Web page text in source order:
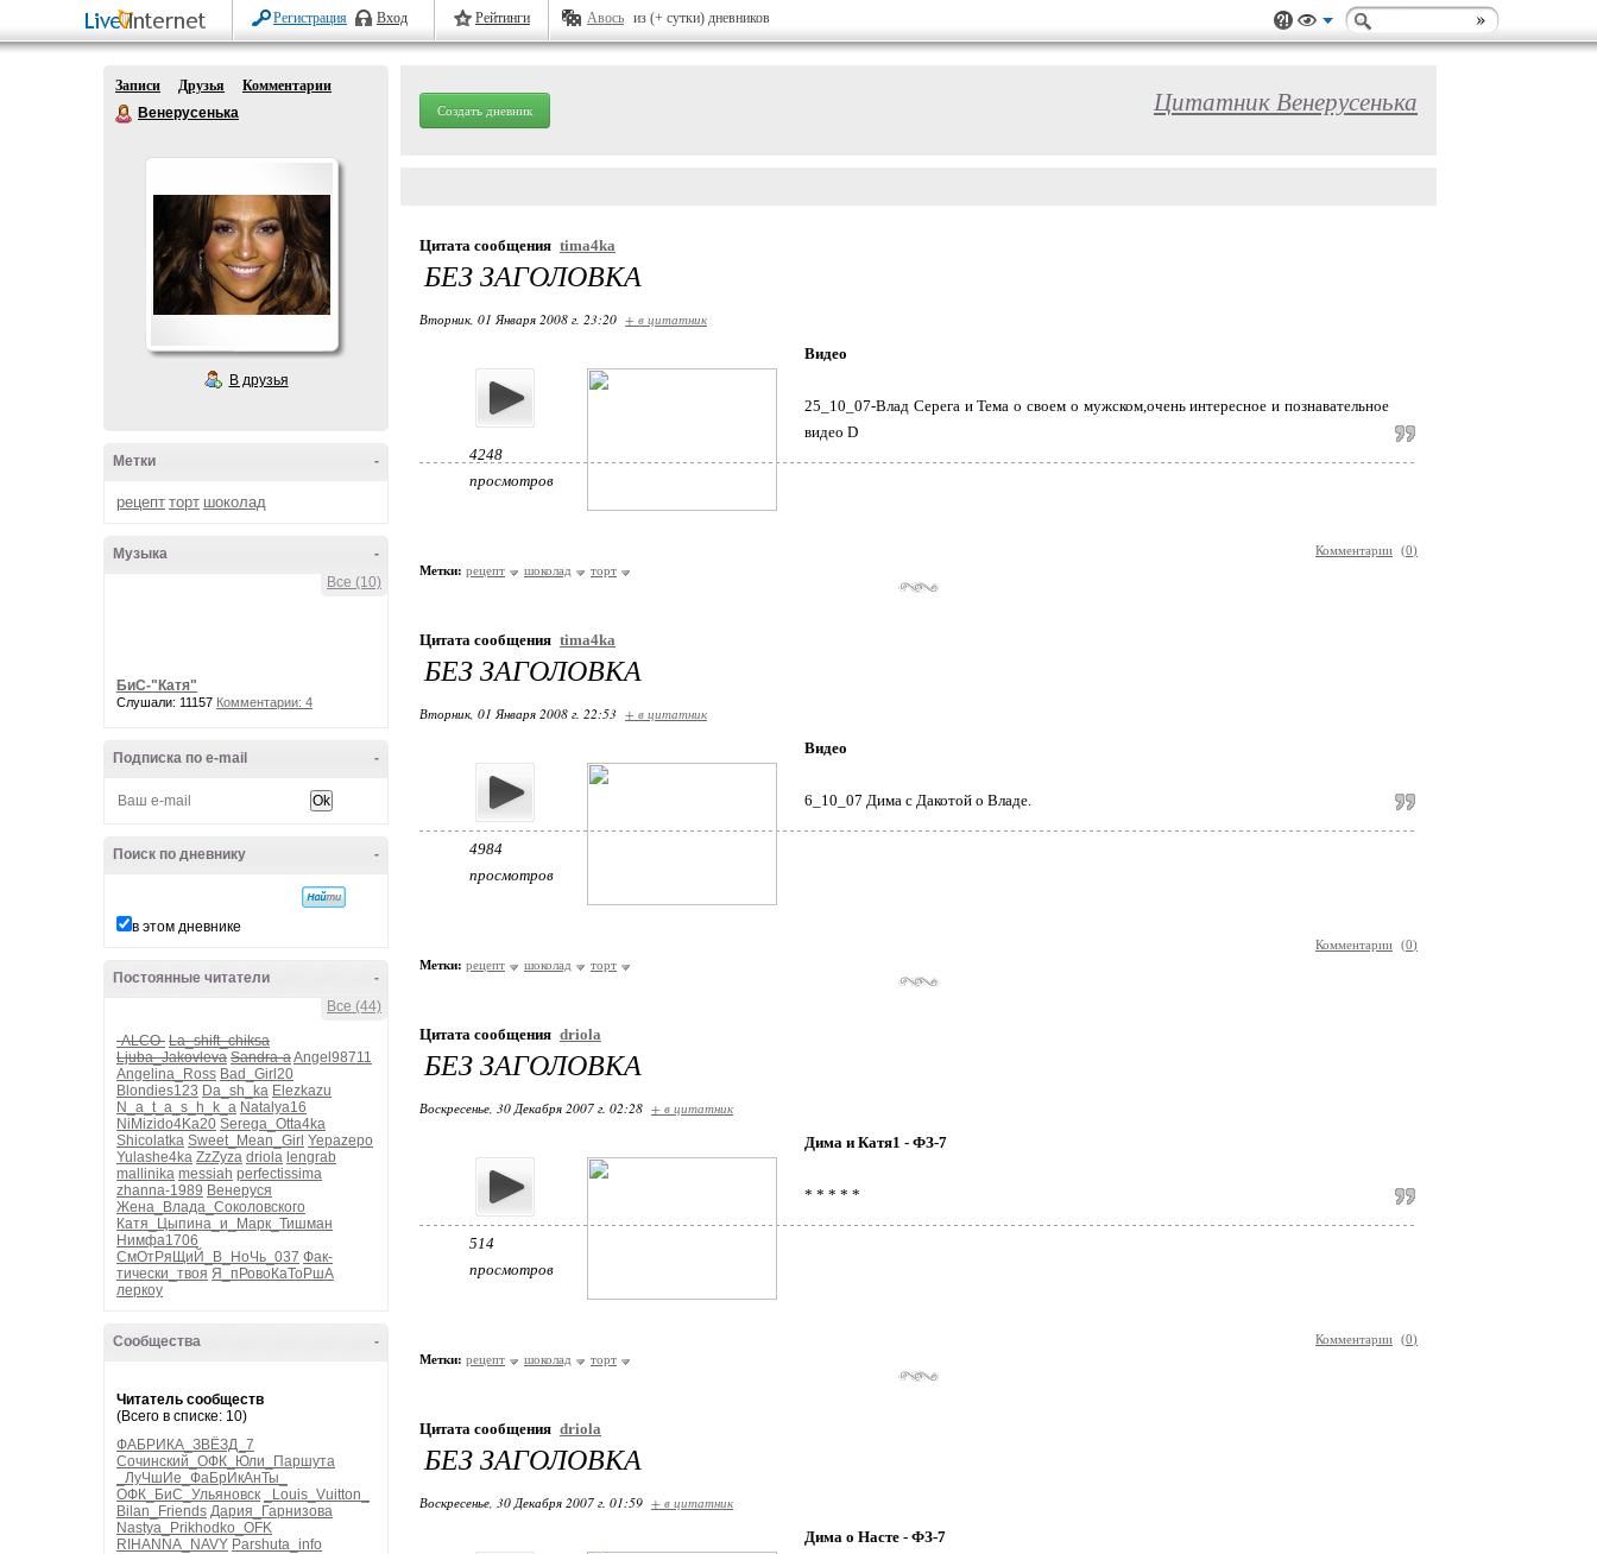
Регистрация Вход Рейтинги Авось из (+ сутки) дневников
Записи Друзья
Комментарии
Венерусенька
В друзья
-
Метки
рецепт торт шоколад
-
Музыка
Все (10)
БиС-"Катя"
Слушали: 11157 Комментарии: 4
-
Подписка по e-mail
-
Поиск по дневнику
в этом дневнике
-
Постоянные читатели
Все (44)
-ALCO- La_shift_chiksa
Ljuba_Jakovleva Sandra-aAngel98711
Angelina_Ross Bad_Girl20
Blondies123 Da_sh_ka Elezkazu
N_a_t_a_s_h_k_a Natalya16
NiMizido4Ka20 Serega_Otta4ka
Shicolatka Sweet_Mean_Girl Yepazepo
Yulashe4ka ZzZyza driola lengrab
mallinika messiah perfectissima
zhanna-1989 Венеруся
Жена_Влада_Соколовского
Катя_Цыпина_и_Марк_Тишман
Нимфа1706
СмОтРяЩиЙ_В_НоЧь_037 Фак-
тически_твоя Я_пРовоКаТоРшА
леркоу
-
Сообщества
Читатель сообществ
(Всего в списке: 10)
ФАБРИКА_ЗВЁЗД_7
Сочинский_ОФК_Юли_Паршута
_ЛуЧшИе_ФаБрИкАнТы_
ОФК_БиС_Ульяновск
_Louis_Vuitton_
Bilan_Friends Дария_Гарнизова
Nastya_Prikhodko_OFK
RIHANNA_NAVY Parshuta_info
Создать дневник Цитатник Венерусенька
Цитата сообщения tima4ka
БЕЗ ЗАГОЛОВКА
Вторник, 01 Января 2008 г. 23:20 + в цитатник
4248
просмотров
Видео
25_10_07-Влад Серега и Тема о своем о мужском,очень интересное и познавательное
видео D
Метки: рецепт шоколад торт
Комментарии (0)
Цитата сообщения tima4ka
БЕЗ ЗАГОЛОВКА
Вторник, 01 Января 2008 г. 22:53 + в цитатник
4984
просмотров
Видео
6_10_07 Дима с Дакотой о Владе.
Метки: рецепт шоколад торт
Комментарии (0)
Цитата сообщения driola
БЕЗ ЗАГОЛОВКА
Воскресенье, 30 Декабря 2007 г. 02:28 + в цитатник
514
просмотров
Дима и Катя1 - ФЗ-7
* * * * *
Метки: рецепт шоколад торт
Комментарии (0)
Цитата сообщения driola
БЕЗ ЗАГОЛОВКА
Воскресенье, 30 Декабря 2007 г. 01:59 + в цитатник
Дима о Насте - ФЗ-7